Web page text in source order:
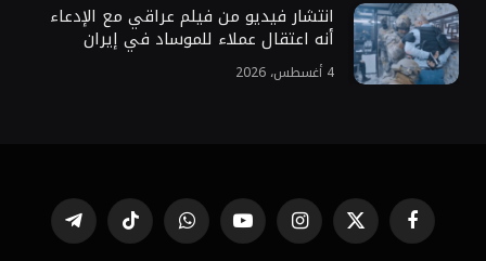
انتشار فيديو من فيلم عراقي مع الإدعاء
أنه اعتقال عملاء للموساد في إيران
4 أغسطس، 2026
فيسبوك X
(Twitter)
الانستغراميوتيوب واتساب تيكتوك تيلقرام